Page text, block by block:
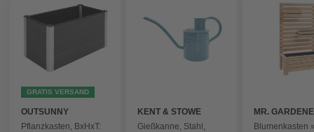
GRATIS VERSAND
OUTSUNNY
Pflanzkasten, BxHxT:
KENT & STOWE
Gießkanne, Stahl,
MR.
Blumenkasten